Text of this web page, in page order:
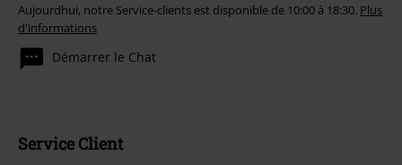
Aujourdhui, notre Service-clients est disponible de 10:00 à 18:30. Plus
d'informations
Démarrer le Chat
Service Client